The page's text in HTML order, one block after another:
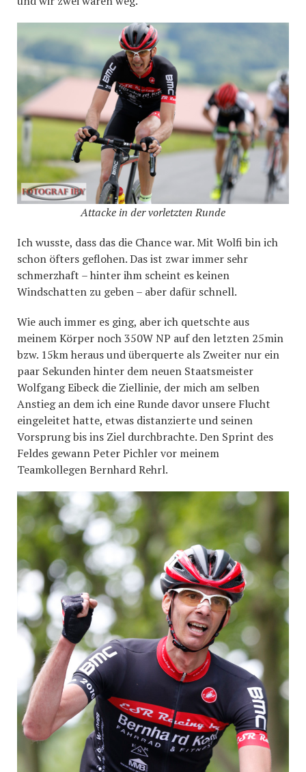
Attacke in der vorletzten Runde
Ich wusste, dass das die Chance war. Mit Wolfi bin ich
schon öfters geflohen. Das ist zwar immer sehr
schmerzhaft – hinter ihm scheint es keinen
Windschatten zu geben – aber dafür schnell.
Wie auch immer es ging, aber ich quetschte aus
meinem Körper noch 350W NP auf den letzten 25min
bzw. 15km heraus und überquerte als Zweiter nur ein
paar Sekunden hinter dem neuen Staatsmeister
Wolfgang Eibeck die Ziellinie, der mich am selben
Anstieg an dem ich eine Runde davor unsere Flucht
eingeleitet hatte, etwas distanzierte und seinen
Vorsprung bis ins Ziel durchbrachte. Den Sprint des
Feldes gewann Peter Pichler vor meinem
Teamkollegen Bernhard Rehrl.